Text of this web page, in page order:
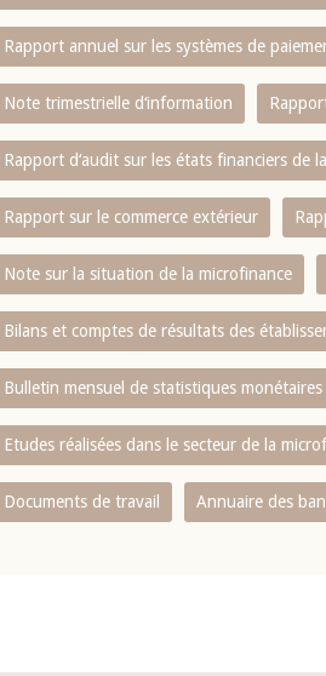
Rapport annuel sur les systèmes de
Note trimestrielle d‘information
Rapport d‘audit sur les états financiers de
Rapport sur le commerce extérieur
Note sur la situation de la microfinance
Bilans et comptes de résultats des
Bulletin mensuel de statistiques
Etudes réalisées dans le secteur de la
Documents de travail Annuaire des